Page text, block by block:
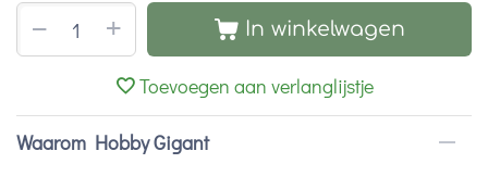
+
− In winkelwagen
Toevoegen aan verlanglijstje
Waarom Hobby Gigant